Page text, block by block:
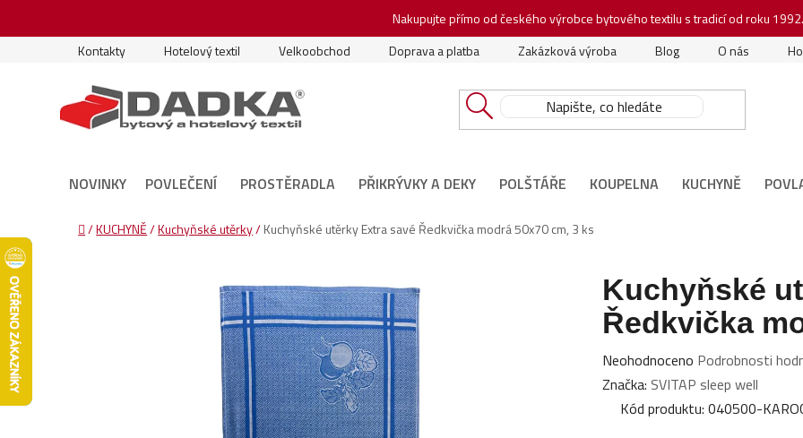
Nakupujte přímo od českého výrobce bytového textilu s tradicí od roku 1992.
Kontakty
Hotelový textil Velkoobchod Doprava a platba Zakázková výroba Blog O nás
NOVINKY POVLEČENÍ PROSTĚRADLA PŘIKRÝVKY A DEKY POLŠTÁŘE KOUPELNA KUCHYNĚ
Domů
/KUCHYNĚ /Kuchyňské utěrky/Kuchyňské utěrky Extra savé Ředkvička modrá 50x70 cm, 3 ks
Kuchyňské
Ředkvička
Průměrné
hodnocení
produktu
Neohodnoceno Podrobnosti
Značka: SVITAP sleep well
Kód produktu: 040500-